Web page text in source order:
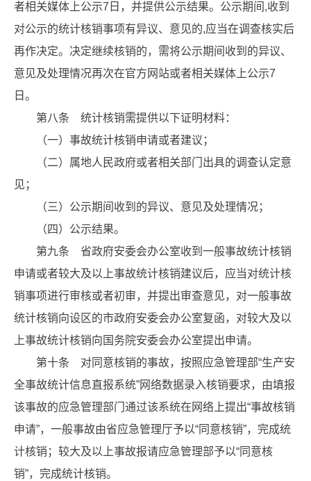
者相关媒体上公示7日，并提供公示结果。公示期间,收到
对公示的统计核销事项有异议、意见的,应当在调查核实后
再作决定。决定继续核销的，需将公示期间收到的异议、
意见及处理情况再次在官方网站或者相关媒体上公示7
日。
第八条 统计核销需提供以下证明材料：
（一）事故统计核销申请或者建议；
（二）属地人民政府或者相关部门出具的调查认定意
见；
（三）公示期间收到的异议、意见及处理情况；
（四）公示结果。
第九条 省政府安委会办公室收到一般事故统计核销
申请或者较大及以上事故统计核销建议后，应当对统计核
销事项进行审核或者初审，并提出审查意见，对一般事故
统计核销向设区的市政府安委会办公室复函，对较大及以
上事故统计核销向国务院安委会办公室提出申请。
第十条 对同意核销的事故，按照应急管理部“生产安
全事故统计信息直报系统”网络数据录入核销要求，由填报
该事故的应急管理部门通过该系统在网络上提出“事故核销
申请”，一般事故由省应急管理厅予以“同意核销”，完成统
计核销；较大及以上事故报请应急管理部予以“同意核
销”，完成统计核销。